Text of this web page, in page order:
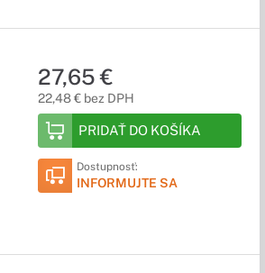
27,65 €
22,48 € bez DPH
PRIDAŤ DO KOŠÍKA
Dostupnosť:
INFORMUJTE SA